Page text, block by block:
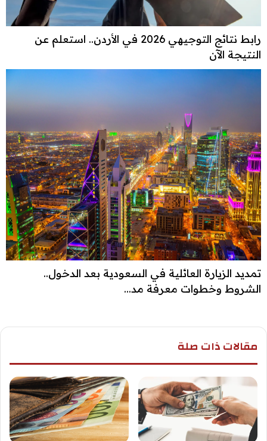
رابط نتائج التوجيهي 2026 في الأردن.. استعلم عن
النتيجة الآن
تمديد الزيارة العائلية في السعودية بعد الدخول..
الشروط وخطوات معرفة مد...
مقالات ذات صلة